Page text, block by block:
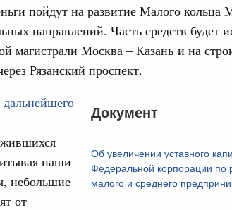
пойдут на развитие Малого кольца
направлений. Часть средств будет
магистрали Москва – Казань и на
Рязанский проспект.
Документ
Об увеличении уставного
Федеральной корпорации по
малого и среднего
дальнейшего
наши
небольшие
от
С
Для
Архив